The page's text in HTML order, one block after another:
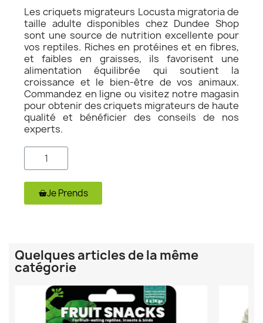
Les criquets migrateurs Locusta migratoria de
taille adulte disponibles chez Dundee Shop
sont une source de nutrition excellente pour
vos reptiles. Riches en protéines et en fibres,
et faibles en graisses, ils favorisent une
alimentation équilibrée qui soutient la
croissance et le bien-être de vos animaux.
Commandez en ligne ou visitez notre magasin
pour obtenir des criquets migrateurs de haute
qualité et bénéficier des conseils de nos
experts.
Je Prends
Quelques articles de la même
catégorie